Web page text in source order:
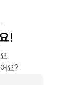
!
.
요?